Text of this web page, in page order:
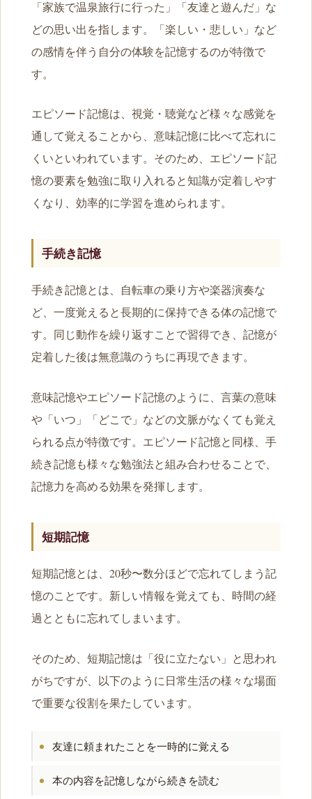
「家族で温泉旅行に行った」「友達と遊んだ」な
どの思い出を指します。「楽しい・悲しい」など
の感情を伴う自分の体験を記憶するのが特徴で
す。
エピソード記憶は、視覚・聴覚など様々な感覚を
通して覚えることから、意味記憶に比べて忘れに
くいといわれています。そのため、エピソード記
憶の要素を勉強に取り入れると知識が定着しやす
くなり、効率的に学習を進められます。
手続き記憶
手続き記憶とは、自転車の乗り方や楽器演奏な
ど、一度覚えると長期的に保持できる体の記憶で
す。同じ動作を繰り返すことで習得でき、記憶が
定着した後は無意識のうちに再現できます。
意味記憶やエピソード記憶のように、言葉の意味
や「いつ」「どこで」などの文脈がなくても覚え
られる点が特徴です。エピソード記憶と同様、手
続き記憶も様々な勉強法と組み合わせることで、
記憶力を高める効果を発揮します。
短期記憶
短期記憶とは、20秒〜数分ほどで忘れてしまう記
憶のことです。新しい情報を覚えても、時間の経
過とともに忘れてしまいます。
そのため、短期記憶は「役に立たない」と思われ
がちですが、以下のように日常生活の様々な場面
で重要な役割を果たしています。
友達に頼まれたことを一時的に覚える
本の内容を記憶しながら続きを読む